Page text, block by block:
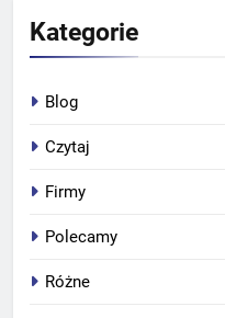
Kategorie
Blog
Czytaj
Firmy
Polecamy
Różne